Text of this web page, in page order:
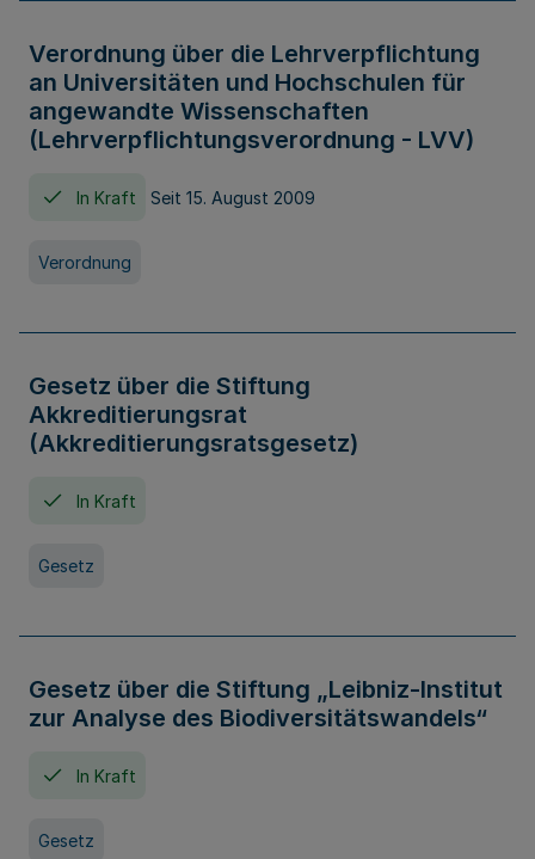
Verordnung über die Lehrverpflichtung
an Universitäten und Hochschulen für
angewandte Wissenschaften
(Lehrverpflichtungsverordnung - LVV)
In Kraft Seit 15. August 2009
Verordnung
Gesetz über die Stiftung
Akkreditierungsrat
(Akkreditierungsratsgesetz)
In Kraft
Gesetz
Gesetz über die Stiftung „Leibniz-Institut
zur Analyse des Biodiversitätswandels“
In Kraft
Gesetz